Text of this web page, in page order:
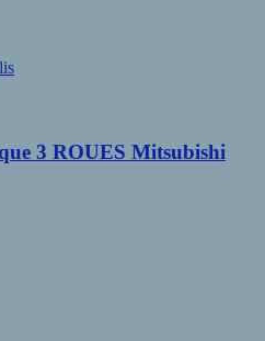
3 ROUES Mitsubishi